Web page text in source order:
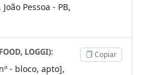
Pessoa - PB,
LOGGI):
- bloco, apto],
Copiar